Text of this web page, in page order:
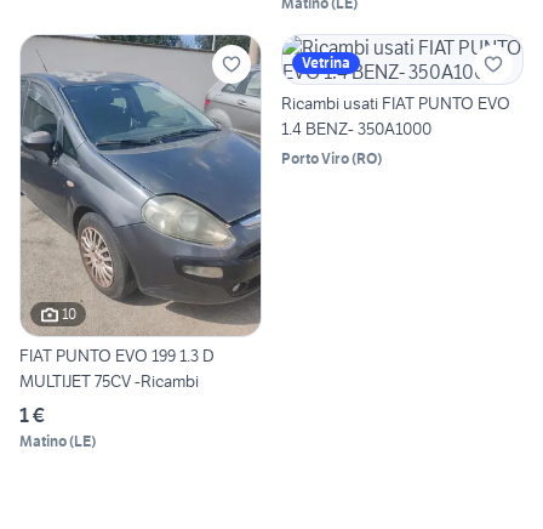
10
FIAT PUNTO EVO 199 1.3 D
MULTIJET 75CV -Ricambi
1 €
Matino(LE)
Vetrina
Ricambi usati FIAT PUNTO EVO
1.4 BENZ- 350A1000
Porto Viro(RO)